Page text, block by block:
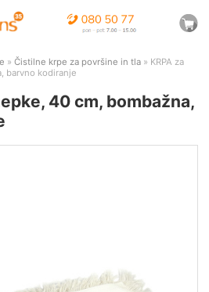
» Čistilne krpe za površine in tla » KRPA za
barvno kodiranje
40 cm, bombažna,